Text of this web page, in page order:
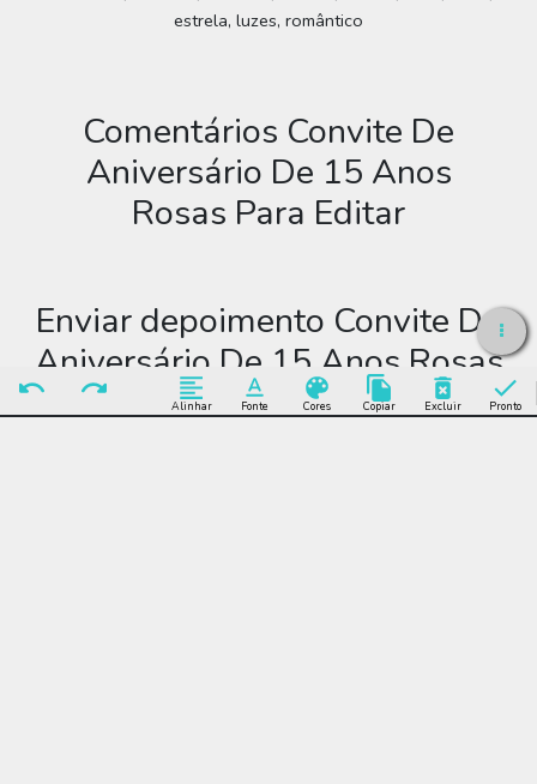
Alinhar Fonte Cores Copiar Excluir Pronto
estrela, luzes, romântico
Comentários Convite De
Aniversário De 15 Anos
Rosas Para Editar
Enviar depoimento Convite De
Aniversário De 15 Anos Rosas
Para Editar